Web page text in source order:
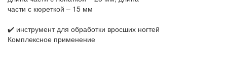
части с кюреткой – 15 мм
✔️ инструмент для обработки вросших ногтей
Комплексное применение